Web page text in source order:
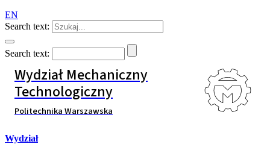
EN
Search text:
Search text:
Wydział Mechaniczny
Technologiczny
Politechnika Warszawska
Wydział